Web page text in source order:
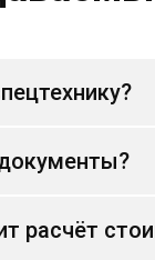
расчёт